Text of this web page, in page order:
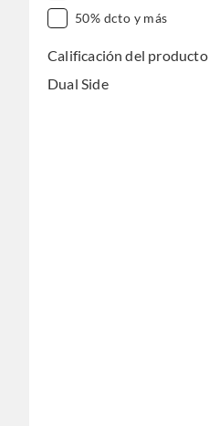
50% dcto y más
Calificación del producto
Dual Side